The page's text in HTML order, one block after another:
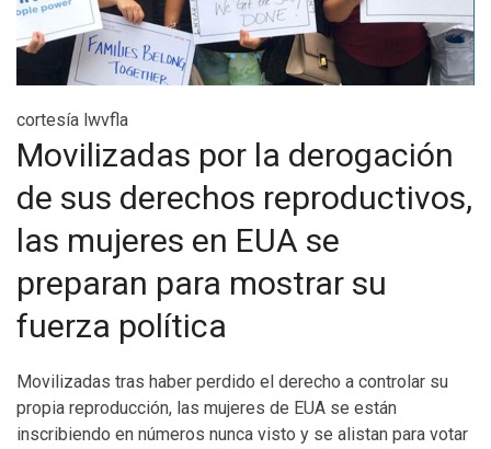
cortesía lwvfla
Movilizadas por la derogación
de sus derechos reproductivos,
las mujeres en EUA se
preparan para mostrar su
fuerza política
Movilizadas tras haber perdido el derecho a controlar su
propia reproducción, las mujeres de EUA se están
inscribiendo en números nunca visto y se alistan para votar